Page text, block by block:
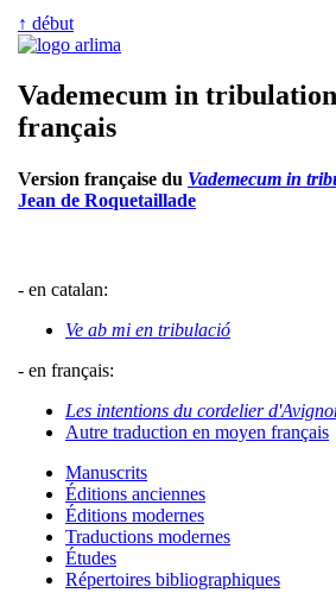
↑ début
Vademecum in
français
Version française du Vademecum in
Jean de Roquetaillade
- en catalan:
Ve ab mi en tribulació
- en français:
Les intentions du cordelier
Autre traduction en moyen français
Manuscrits
Éditions anciennes
Éditions modernes
Traductions modernes
Études
Répertoires bibliographiques